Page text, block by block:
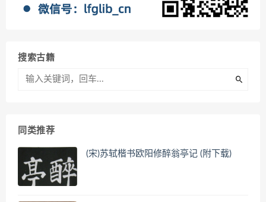
搜索古籍
同类推荐
(宋)苏轼楷书欧阳修醉翁亭记 (附下载)